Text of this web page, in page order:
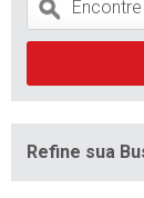
Refine sua